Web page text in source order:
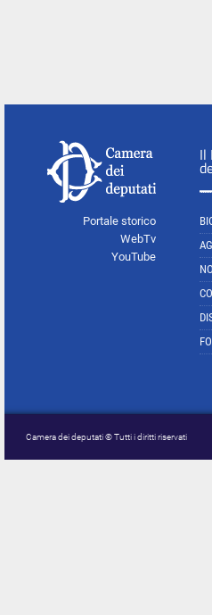
Portale storico
WebTv
YouTube
Il
Camera dei deputati © Tutti i diritti riservati